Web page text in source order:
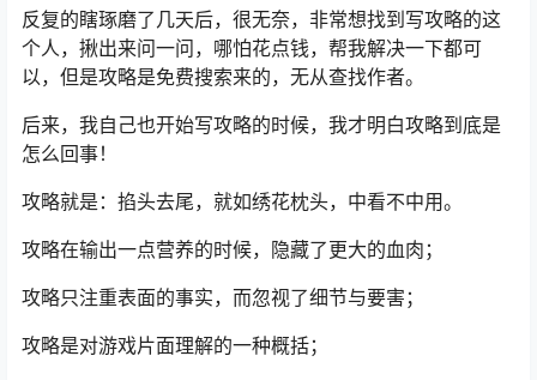
反复的瞎琢磨了几天后，很无奈，非常想找到写攻略的这
个人，揪出来问一问，哪怕花点钱，帮我解决一下都可
以，但是攻略是免费搜索来的，无从查找作者。
后来，我自己也开始写攻略的时候，我才明白攻略到底是
怎么回事！
攻略就是：掐头去尾，就如绣花枕头，中看不中用。
攻略在输出一点营养的时候，隐藏了更大的血肉；
攻略只注重表面的事实，而忽视了细节与要害；
攻略是对游戏片面理解的一种概括；